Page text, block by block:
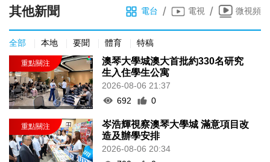
其他新聞 電台 / 電視 / 微視頻
全部 本地 要聞 體育 特稿
澳琴大學城澳大首批約330名研究
生入住學生公寓
2026-08-06 21:37
692
0
岑浩輝視察澳琴大學城 滿意項目改
造及辦學安排
2026-08-06 20:34